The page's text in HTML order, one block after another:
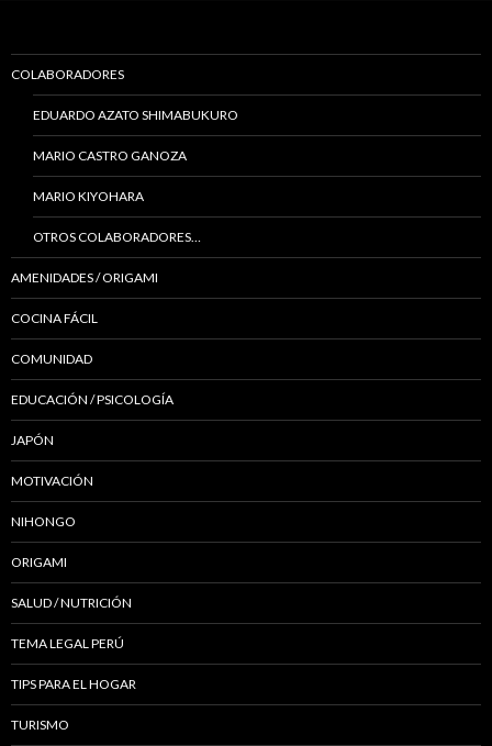
COLABORADORES
EDUARDO AZATO SHIMABUKURO
MARIO CASTRO GANOZA
MARIO KIYOHARA
OTROS COLABORADORES…
AMENIDADES / ORIGAMI
COCINA FÁCIL
COMUNIDAD
EDUCACIÓN / PSICOLOGÍA
JAPÓN
MOTIVACIÓN
NIHONGO
ORIGAMI
SALUD / NUTRICIÓN
TEMA LEGAL PERÚ
TIPS PARA EL HOGAR
TURISMO